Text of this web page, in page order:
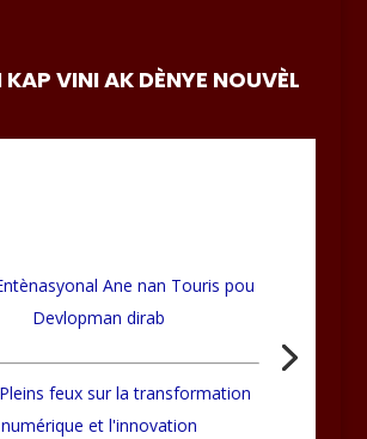
VINI AK DÈNYE NOUVÈL
Ane nan Touris pou
Devlopman dirab
Pleins feux sur la transformation
numérique et l'innovation